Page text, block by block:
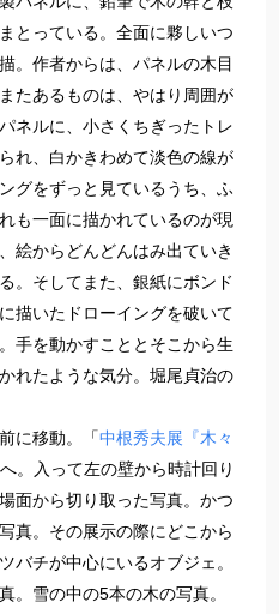
とっている。全面に夥しいつ
。作者からは、パネルの木目
たあるものは、やはり周囲が
ネルに、小さくちぎったトレ
れ、白かきわめて淡色の線が
グをずっと見ているうち、ふ
も一面に描かれているのが現
絵からどんどんはみ出ていき
。そしてまた、銀紙にボンド
描いたドローイングを破いて
手を動かすこととそこから生
れたような気分。堀尾貞治の
に移動。「中根秀夫展『木々
。入って左の壁から時計回り
面から切り取った写真。かつ
真。その展示の際にどこから
バチが中心にいるオブジェ。
。雪の中の5本の木の写真。